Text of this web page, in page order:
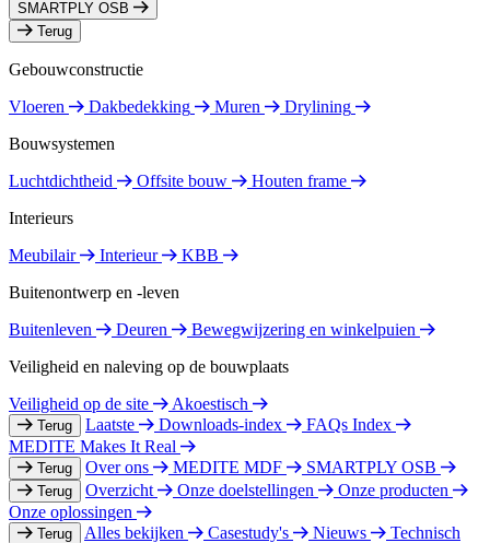
SMARTPLY OSB
Terug
Gebouwconstructie
Vloeren
Dakbedekking Muren
Drylining
Bouwsystemen
Luchtdichtheid
Offsite bouw
Houten frame
Interieurs
Meubilair
Interieur
KBB
Buitenontwerp en -leven
Buitenleven
Deuren
Bewegwijzering en winkelpuien
Veiligheid en naleving op de bouwplaats
Veiligheid op de site
Akoestisch
Terug Laatste Downloads-index
FAQs Index
MEDITE Makes It Real
Terug Over ons MEDITE MDF SMARTPLY OSB
Terug Overzicht Onze doelstellingen
Onze producten
Onze oplossingen
Terug Alles bekijken Casestudy's Nieuws
Technisch